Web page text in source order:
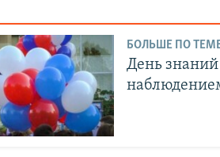
БОЛЬШЕ ПО
День знаний